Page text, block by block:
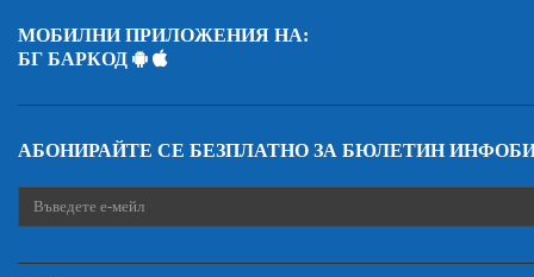
МОБИЛНИ ПРИЛОЖЕНИЯ НА:
БГ БАРКОД
АБОНИРАЙТЕ СЕ БЕЗПЛАТНО ЗА БЮЛЕТИН